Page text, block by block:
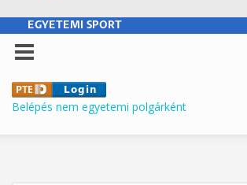
EGYETEMI SPORT
Belépés nem egyetemi polgárként